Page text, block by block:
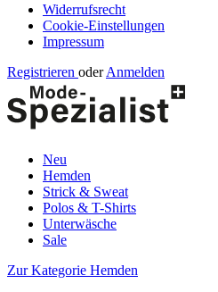
Widerrufsrecht
Cookie-Einstellungen
Impressum
Registrieren oder Anmelden
Neu
Hemden
Strick & Sweat
Polos & T-Shirts
Unterwäsche
Sale
Zur Kategorie Hemden